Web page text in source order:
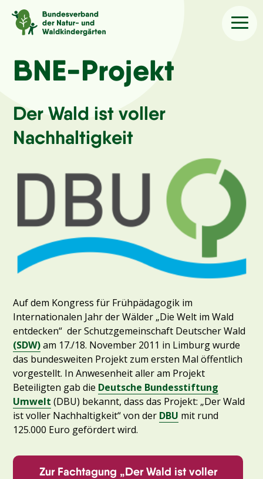
Sprache/Language
Aktuelles
Über uns
Kindergärten
Angebote
Kontakt
BNE-Projekt
Der Wald ist voller
Nachhaltigkeit
Auf dem Kongress für Frühpädagogik im
Internationalen Jahr der Wälder „Die Welt im Wald
entdecken“ der Schutzgemeinschaft Deutscher Wald
(SDW)am 17./18. November 2011 in Limburg wurde
das bundesweiten Projekt zum ersten Mal öffentlich
vorgestellt. In Anwesenheit aller am Projekt
Beteiligten gab die Deutsche Bundesstiftung
Umwelt (DBU) bekannt, dass das Projekt: „Der Wald
ist voller Nachhaltigkeit“ von der DBU mit rund
125.000 Euro gefördert wird.
Zur Fachtagung „Der Wald ist voller